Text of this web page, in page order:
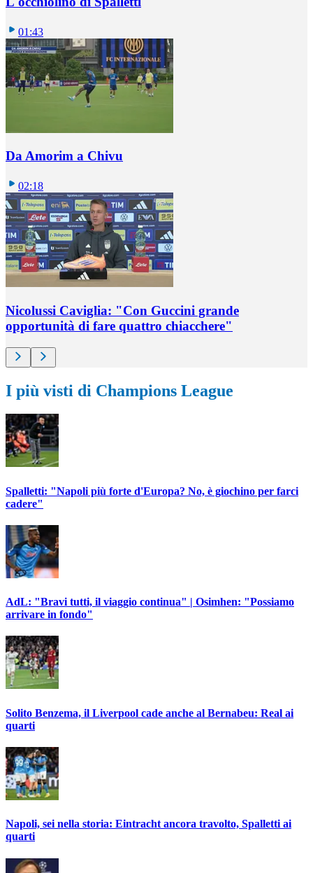
01:43
Da Amorim a Chivu
02:18
Nicolussi Caviglia: "Con Guccini grande
opportunità di fare quattro chiacchere"
I più visti di Champions League
Spalletti: "Napoli più forte d'Europa? No, è giochino per farci
cadere"
AdL: "Bravi tutti, il viaggio continua" | Osimhen: "Possiamo
arrivare in fondo"
Solito Benzema, il Liverpool cade anche al Bernabeu: Real ai
quarti
Napoli, sei nella storia: Eintracht ancora travolto, Spalletti ai
quarti